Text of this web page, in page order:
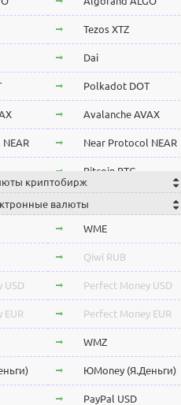
Tezos XTZ
Dai
Polkadot DOT
Avalanche AVAX
Near Protocol NEAR
Bitcoin BTC
Cardano ADA
OmiseGo OMG
Verge XVG
BitTorrent BTT
Stellar Lumens XLM
NEO
ChainLink LINK
криптобирж
валюты
WME
Qiwi RUB
USD Perfect Money USD
EUR Perfect Money EUR
WMZ
ЮMoney (Я.Деньги)
PayPal USD